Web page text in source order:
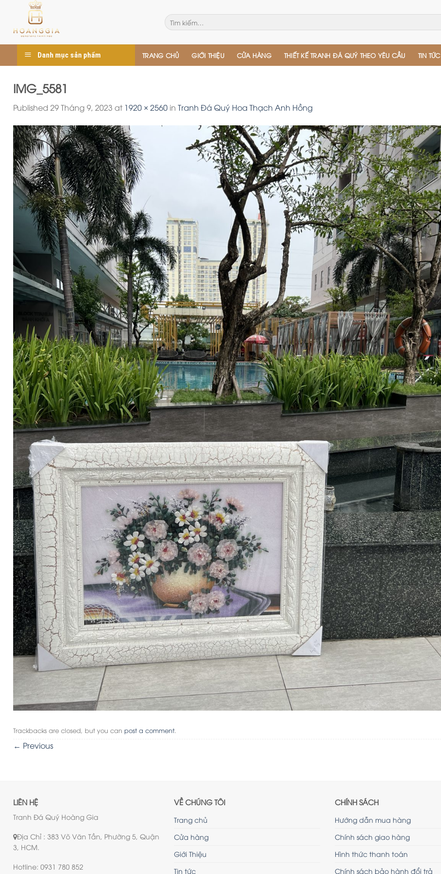
content
Tìm
kiếm:
Danh mục sản phẩm TRANG CHỦ GIỚI THIỆU CỬA HÀNG THIẾT KẾ TRANH ĐÁ QUÝ THEO YÊU CẦU TIN TỨC
IMG_5581
Published 29 Tháng 9, 2023 at 1920 × 2560 in Tranh Đá Quý Hoa Thạch Anh Hồng
Trackbacks are closed, but you can post a comment.
← Previous
LIÊN HỆ
Tranh Đá Quý Hoàng Gia
Địa Chỉ : 383 Võ Văn Tần, Phường 5, Quận
3, HCM.
Hotline: 0931 780 852
VỀ CHÚNG TÔI
Trang chủ
Cửa hàng
Giới Thiệu
Tin tức
CHÍNH SÁCH
Hướng dẫn mua hàng
Chính sách giao hàng
Hình thức thanh toán
Chính sách bảo hành đổi trả